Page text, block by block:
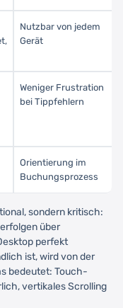
Nutzbar von jedem
Gerät
Weniger Frustration
bei Tippfehlern
Orientierung im
Buchungsprozess
sondern kritisch:
über
perfekt
ist, wird von der
bedeutet: Touch-
vertikales Scrolling